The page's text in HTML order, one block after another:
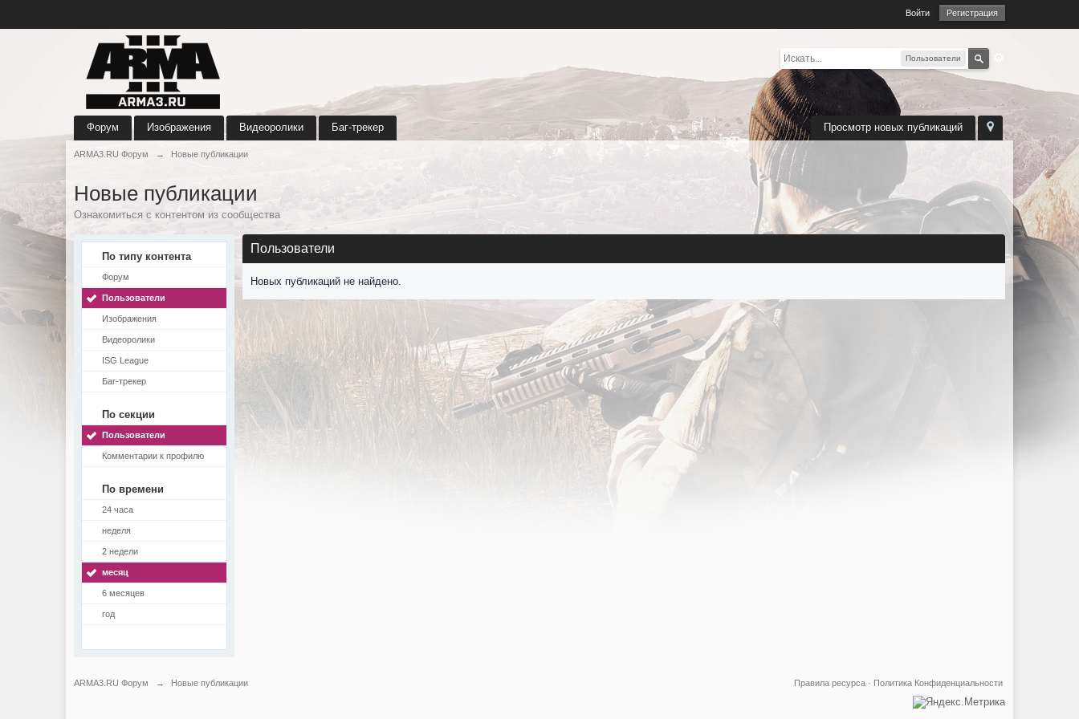
Войти Регистрация
Пользователи
Просмотр новых публикаций
Форум Изображения Видеоролики Баг-трекер
ARMA3.RU Форум → Новые публикации
Новые публикации
Ознакомиться с контентом из сообщества
По типу контента
Форум
Пользователи
Изображения
Видеоролики
ISG League
Баг-трекер
По секции
Пользователи
Комментарии к профилю
По времени
24 часа
неделя
2 недели
месяц
6 месяцев
год
Пользователи
Новых публикаций не найдено.
ARMA3.RU Форум → Новые публикации Политика Конфиденциальности
Правила ресурса ·